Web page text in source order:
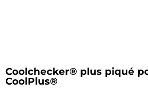
Coolchecker® plus piqué
CoolPlus®